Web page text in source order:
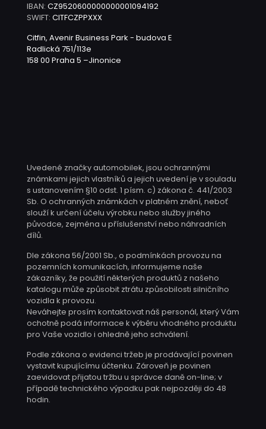
IBAN: CZ9520600000000001094192
SWIFT: CITFCZPPXXX
Citfin, Avenir Business Park - budova E
Radlická 751/113e
158 00 Praha 5 –Jinonice
Uvedené značky automobilek, jsou ochrannými
známkami jejich vlastníků a jejich uvedení je v souladu
s ustanovením §10 odst. 1 písm. c) zákona č. 441/2003
Sb. O ochranných známkách v platném znění, neboť
slouží k určení účelu výrobku nebo služby jiného
původce, zejména u příslušenství nebo náhradních
dílů.
Dle zákona 56/2001 Sb., o podmínkách provozu na
pozemních komunikacích, informujeme naše
zákazníky, že použití některých produktů z našeho
katalogu může způsobit ztrátu způsobilosti silničního
vozidla k provozu.
Neváhejte prosím kontaktovat náš personál, který Vám
ochotně podá informace k výběru vhodného produktu
pro Vaše vozidlo i ohledně jeho schválení.
Podle zákona o evidenci tržeb je prodávající povinen
vystavit kupujícímu účtenku. Zároveň je povinen
zaevidovat přijatou tržbu u správce daně on-line; v
případě technického výpadku pak nejpozději do 48
hodin.